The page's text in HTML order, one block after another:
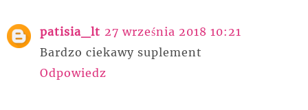
patisia_lt 27 września 2018 10:21
Bardzo ciekawy suplement
Odpowiedz